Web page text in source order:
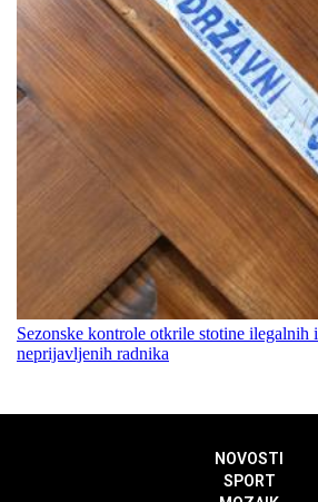
Sezonske kontrole otkrile stotine ilegalnih
neprijavljenih radnika
NOVOSTI
SPORT